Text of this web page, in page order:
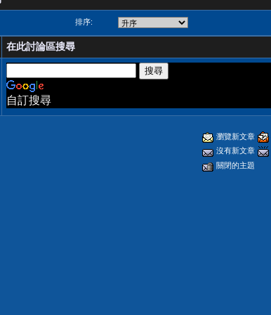
排序:
在此討論區搜尋
自訂搜尋
瀏覽新文章
沒有新文章
關閉的主題